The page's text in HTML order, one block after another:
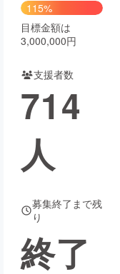
コミュニティ
115%
目標金額は
3,000,000円
支援者数
714
人
募集終了まで残
り
終了